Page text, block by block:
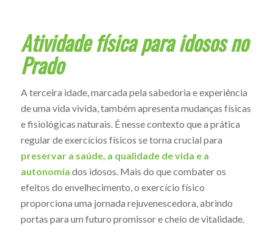
Atividade física para idosos no
Prado
A terceira idade, marcada pela sabedoria e experiência
de uma vida vivida, também apresenta mudanças físicas
e fisiológicas naturais. É nesse contexto que a prática
regular de exercícios físicos se torna crucial para
preservar a saúde, a qualidade de vida e a
autonomia dos idosos. Mais do que combater os
efeitos do envelhecimento, o exercício físico
proporciona uma jornada rejuvenescedora, abrindo
portas para um futuro promissor e cheio de vitalidade.